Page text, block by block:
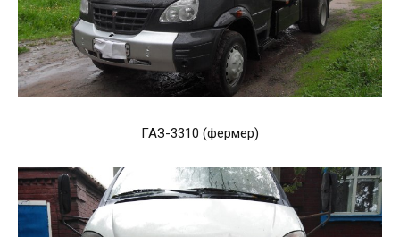
ГАЗ-3310 (фермер)